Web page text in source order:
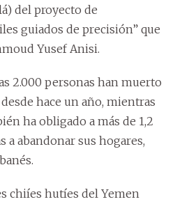
del proyecto de
guiados de precisión” que
Yusef Anisi.
2.000 personas han muerto
hace un año, mientras
ha obligado a más de 1,2
a abandonar sus hogares,
chiíes hutíes del Yemen